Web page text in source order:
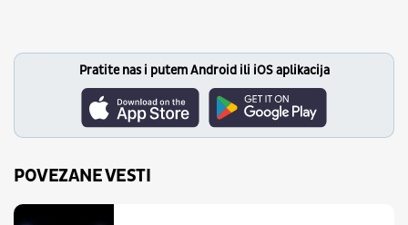
Pratite nas i putem Android ili iOS aplikacija
POVEZANE VESTI